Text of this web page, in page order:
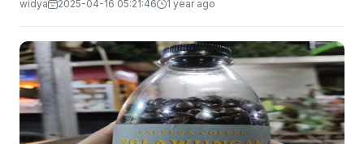
widya 2025-04-16 05:21:46 1 year ago